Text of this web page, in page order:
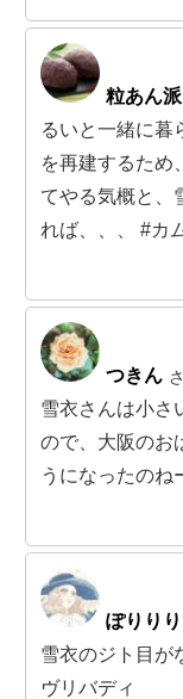
粒あん派
るいと一緒に暮
を再建するため
てやる気概と、
れば、、、 #カ
つきん
雪衣さんは小さ
ので、大阪のお
うになったのね
ぽりり
雪衣のジト目が
ヴリバディ